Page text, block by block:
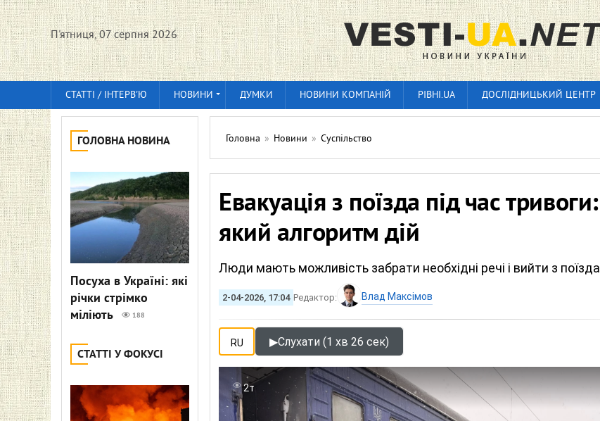
П'ятниця, 07 серпня 2026
СТАТТІ / ІНТЕРВ'Ю НОВИНИ ДУМКИ НОВИНИ КОМПАНІЙ РІВНІ.UA ДОСЛІДНИЦЬКИЙ ЦЕНТР
ГОЛОВНА НОВИНА
Посуха в Україні: які
річки стрімко
міліють
188
СТАТТІ У ФОКУСІ
Головна » Новини » Суспільство
Евакуація з поїзда під час тривоги:
який алгоритм дій
Люди мають можливість забрати необхідні речі і вийти з поїзда
2-04-2026, 17:04 Редактор: Влад Максімов
RU ▶Слухати (1 хв 26 сек)
2т